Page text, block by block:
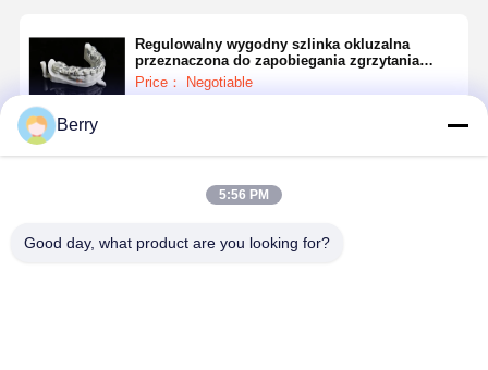
Regulowalny wygodny szlinka okluzalna
przeznaczona do zapobiegania zgrzytania
zębów i zmniejszania stresu mięśni szczęki
Price： Negotiable
Kontyntynuj
Berry
5:56 PM
Good day, what product are you looking for?